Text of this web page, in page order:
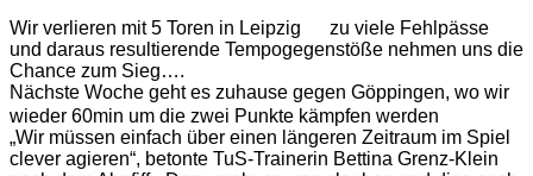
Wir verlieren mit 5 Toren in Leipzig
zu viele Fehlpässe
und daraus resultierende Tempogegenstöße nehmen uns die
Chance zum Sieg….
Nächste Woche geht es zuhause gegen Göppingen, wo wir
wieder 60min um die zwei Punkte kämpfen werden
„Wir müssen einfach über einen längeren Zeitraum im Spiel
clever agieren“, betonte TuS-Trainerin Bettina Grenz-Klein